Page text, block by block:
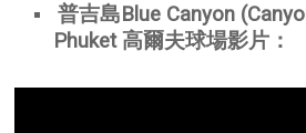
普吉島Blue Canyon
Phuket 高爾夫球場影片：